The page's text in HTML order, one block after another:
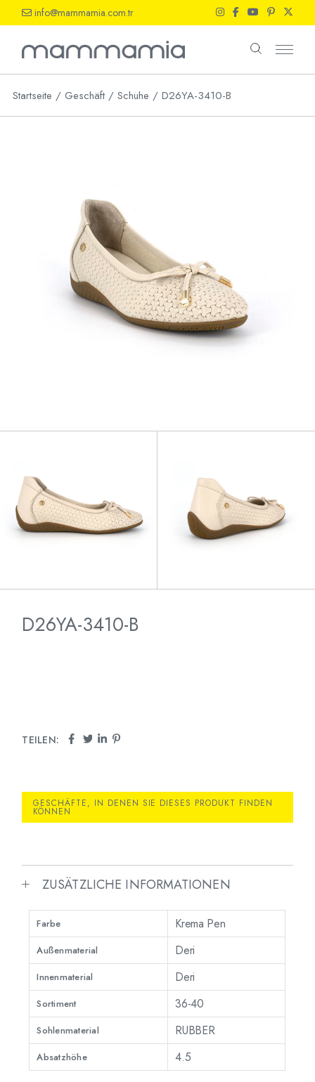
the
info@mammamia.com.tr
Startseite Geschäft Schuhe D26YA-3410-B
D26YA-3410-B
TEILEN:
GESCHÄFTE, IN DENEN SIE DIESES PRODUKT FINDEN
KÖNNEN
ZUSÄTZLICHE INFORMATIONEN
Farbe Krema Pen
Außenmaterial Deri
Innenmaterial Deri
Sortiment 36-40
Sohlenmaterial RUBBER
Absatzhöhe 4.5